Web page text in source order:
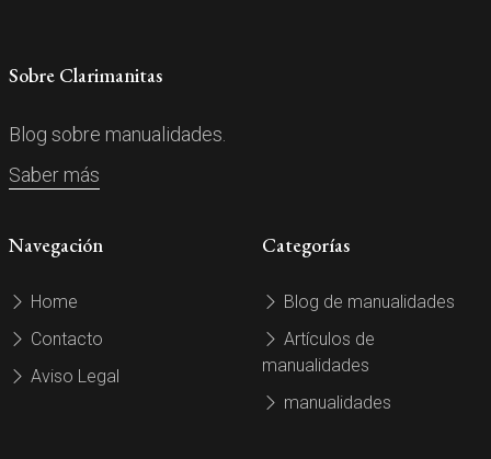
Sobre Clarimanitas
Blog sobre manualidades.
Saber más
Navegación
Home
Contacto
Aviso Legal
Categorías
Blog de manualidades
Artículos de
manualidades
manualidades